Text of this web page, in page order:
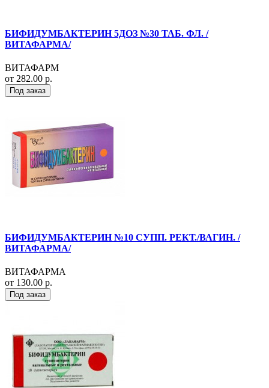
БИФИДУМБАКТЕРИН 5ДОЗ №30 ТАБ. ФЛ. /
ВИТАФАРМА/
ВИТАФАРМ
от 282.00 р.
Под заказ
БИФИДУМБАКТЕРИН №10 СУПП. РЕКТ./ВАГИН. /
ВИТАФАРМА/
ВИТАФАРМА
от 130.00 р.
Под заказ